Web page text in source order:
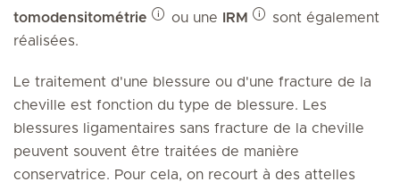
tomodensitométrie
ou une IRM
sont également
réalisées.
Le traitement d'une blessure ou d'une fracture de la
cheville est fonction du type de blessure. Les
blessures ligamentaires sans fracture de la cheville
peuvent souvent être traitées de manière
conservatrice. Pour cela, on recourt à des attelles